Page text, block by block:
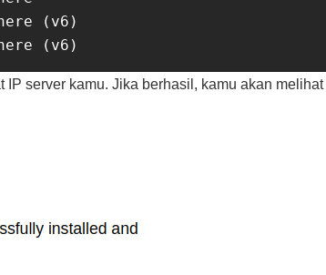
(v6)
server kamu. Jika berhasil, kamu akan melihat